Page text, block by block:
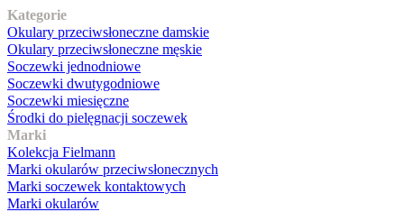
Kategorie
Okulary przeciwsłoneczne damskie
Okulary przeciwsłoneczne męskie
Soczewki jednodniowe
Soczewki dwutygodniowe
Soczewki miesięczne
Środki do pielęgnacji soczewek
Marki
Kolekcja Fielmann
Marki okularów przeciwsłonecznych
Marki soczewek kontaktowych
Marki okularów